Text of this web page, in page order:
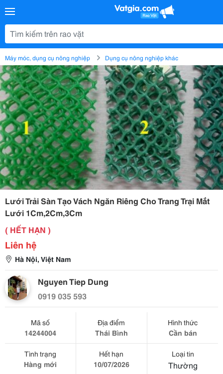
Máy móc, dụng cụ nông nghiệp Dụng cụ nông nghiệp khác
Lưới Trải Sàn Tạo Vách Ngăn Riêng Cho Trang Trại Mắt
Lưới 1Cm,2Cm,3Cm
( HẾT HẠN )
Liên hệ
Hà Nội, Việt Nam
Nguyen Tiep Dung
0919 035 593
Mã số
14244004
Địa điểm
Thái Bình
Hình thức
Cần bán
Tình trạng
Hàng mới
Hết hạn
10/07/2026
Loại tin
Thường